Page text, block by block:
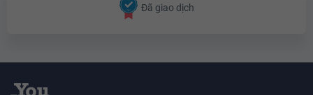
Đã giao dịch